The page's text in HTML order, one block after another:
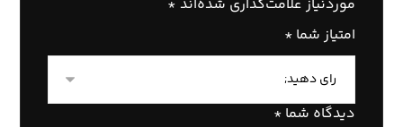
موردنیاز علامت‌گذاری شده‌اند *
امتیاز شما *
دیدگاه شما *